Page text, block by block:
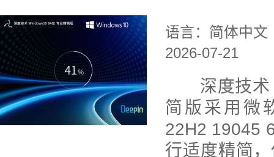
语言：简体中文
2026-07-21
深度技术
简版采用微
22H2 19045
行适度精简